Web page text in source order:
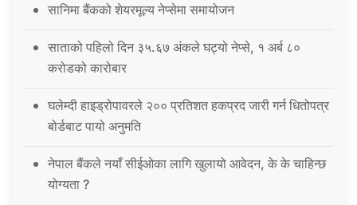
सानिमा बैंकको शेयरमूल्य नेप्सेमा समायोजन
साताको पहिलो दिन ३५.६७ अंकले घट्यो नेप्से, १ अर्ब ८०
करोडको कारोबार
घलेम्दी हाइड्रोपावरले २०० प्रतिशत हकप्रद जारी गर्न धितोपत्र
बोर्डबाट पायो अनुमति
नेपाल बैंकले नयाँ सीईओका लागि खुलायो आवेदन, के के चाहिन्छ
योग्यता ?